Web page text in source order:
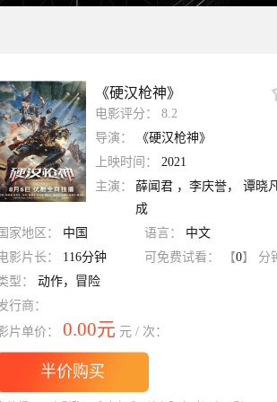
《硬汉枪神》
电影评分：
8.2
导演：
《硬汉枪神》
上映时间：
2021
主演：
薛闻君 ，李庆誉， 谭晓
成
家地区：
中国 语言：
中文
影片长：
116分钟 可免费试看： 【0】
分
型：
动作，冒险
行商：
片单价：
0.00元 元 / 次：